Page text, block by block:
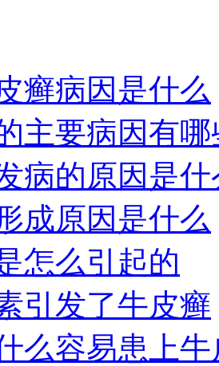
癣病因是什么
主要病因有哪
病的原因是什
成原因是什么
怎么引起的
引发了牛皮癣
么容易患上牛